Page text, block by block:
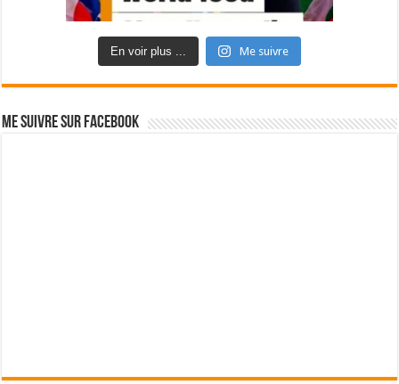
En voir plus ... Me suivre
Me suivre sur Facebook